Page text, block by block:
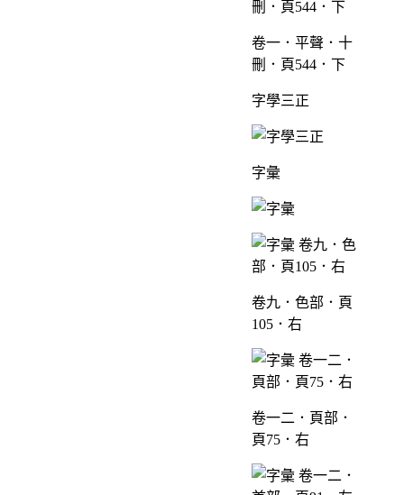
卷一．平聲．十
刪．頁544．下
字學三正
字彙
卷九．色部．頁
105．右
卷一二．頁部．
頁75．右